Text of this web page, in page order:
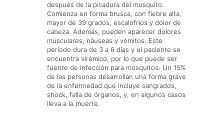
después de la picadura del mosquito.
Comienza en forma brusca, con fiebre alta,
mayor de 39 grados, escalofríos y dolor de
cabeza. Además, pueden aparecer dolores
musculares, náuseas y vómitos. Este
período dura de 3 a 6 días y el paciente se
encuentra virémico, por lo que puede ser
fuente de infección para mosquitos. Un 15%
de las personas desarrollan una forma grave
de la enfermedad que incluye sangrados,
shock, falla de órganos, y, en algunos casos
lleva a la muerte.